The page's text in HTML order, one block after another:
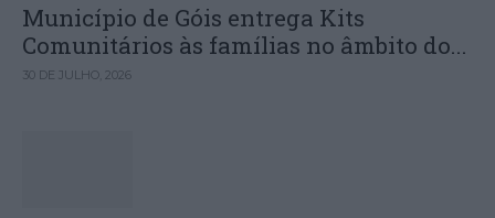
Município de Góis entrega Kits
Comunitários às famílias no âmbito do...
30 DE JULHO, 2026